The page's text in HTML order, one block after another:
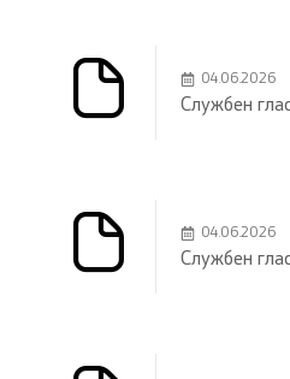
04.06.2026
Службен
04.06.2026
Службен